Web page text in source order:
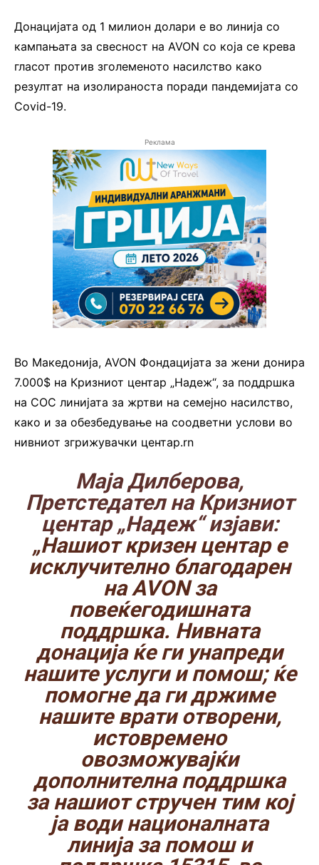
Донацијата од 1 милион долари е во линија со
кампањата за свесност на AVON со која се крева
гласот против зголеменото насилство како
резултат на изолираноста поради пандемијата со
Covid-19.
Реклама
Во Македонија, AVON Фондацијата за жени донира
7.000$ на Кризниот центар „Надеж“, за поддршка
на СОС линијата за жртви на семејно насилство,
како и за обезбедување на соодветни услови во
нивниот згрижувачки центар.rn
Маја Дилберова,
Претстедател на Кризниот
центар „Надеж“ изјави:
„Нашиот кризен центар е
исклучително благодарен
на AVON за
повеќегодишната
поддршка. Нивната
донација ќе ги унапреди
нашите услуги и помош; ќе
помогне да ги држиме
нашите врати отворени,
истовремено
овозможувајќи
дополнителна поддршка
за нашиот стручен тим кој
ја води националната
линија за помош и